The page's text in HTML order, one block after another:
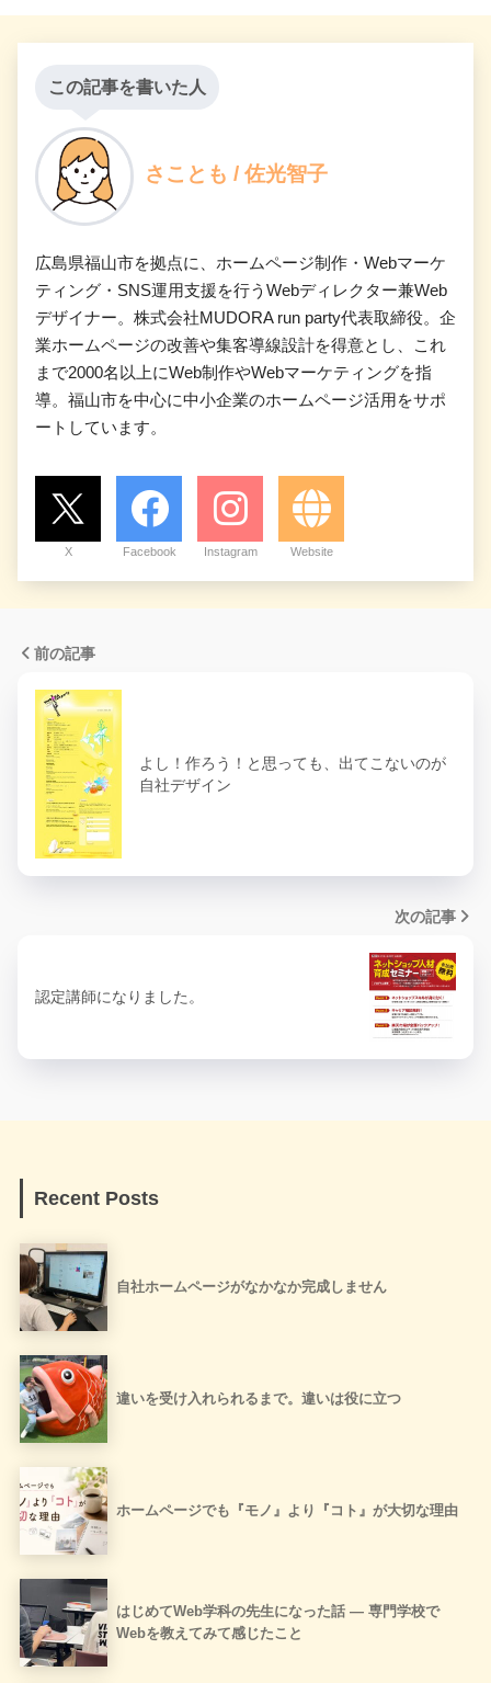
この記事を書いた人
さことも / 佐光智子
広島県福山市を拠点に、ホームページ制作・Webマーケ
ティング・SNS運用支援を行うWebディレクター兼Web
デザイナー。株式会社MUDORA run party代表取締役。企
業ホームページの改善や集客導線設計を得意とし、これ
まで2000名以上にWeb制作やWebマーケティングを指
導。福山市を中心に中小企業のホームページ活用をサポ
ートしています。
X Facebook Instagram Website
前の記事
よし！作ろう！と思っても、出てこないのが
自社デザイン
次の記事
認定講師になりました。
Recent Posts
自社ホームページがなかなか完成しません
違いを受け入れられるまで。違いは役に立つ
ホームページでも『モノ』より『コト』が大切な理由
はじめてWeb学科の先生になった話 ― 専門学校で
Webを教えてみて感じたこと